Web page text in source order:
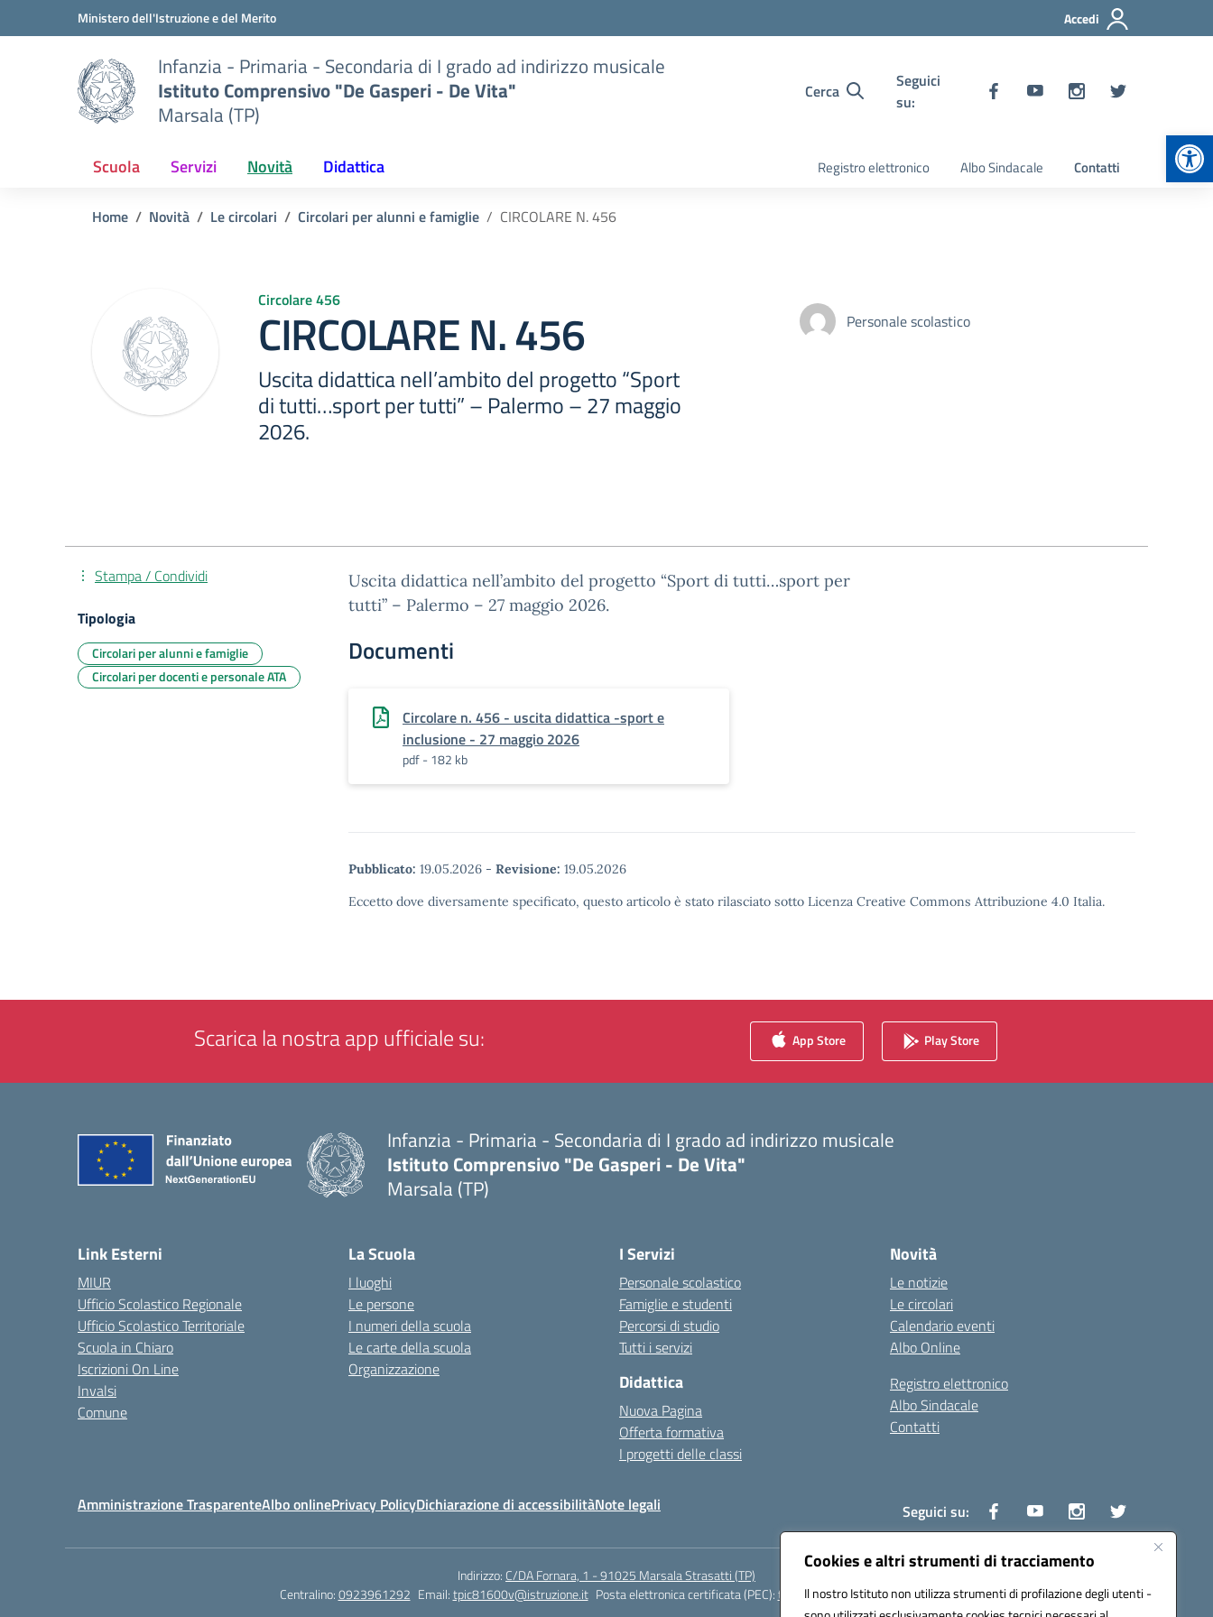
Cookies e altri strumenti di tracciamento
Il nostro Istituto non utilizza strumenti di profilazione degli utenti -
Vai ai contenuti
Vai al menu di navigazioneMinistero dell'Istruzione e del Merito Accedi
Infanzia - Primaria - Secondaria di I grado ad indirizzo musicale
Istituto Comprensivo "De Gasperi - De Vita"
Marsala (TP)
Cerca
Seguici
su:
Scuola Servizi Novità Didattica Registro elettronico Albo Sindacale Contatti
Home Novità Le circolari Circolari per alunni e famiglie CIRCOLARE N. 456
Circolare 456
CIRCOLARE N. 456
Uscita didattica nell’ambito del progetto “Sport
di tutti…sport per tutti” – Palermo – 27 maggio
2026.
Personale scolastico
Uscita didattica nell’ambito del progetto “Sport di tutti…sport per
tutti” – Palermo – 27 maggio 2026.
Documenti
Circolare n. 456 - uscita didattica -sport e
inclusione - 27 maggio 2026
pdf - 182 kb
Pubblicato: 19.05.2026 - Revisione: 19.05.2026
Eccetto dove diversamente specificato, questo articolo è stato rilasciato sotto Licenza Creative Commons Attribuzione 4.0 Italia.
Stampa / Condividi
Tipologia
Circolari per alunni e famiglie
Circolari per docenti e personale ATA
Scarica la nostra app ufficiale su: App Store Play Store
Infanzia - Primaria - Secondaria di I grado ad indirizzo musicale
Istituto Comprensivo "De Gasperi - De Vita"
Marsala (TP)
Link Esterni
MIUR
Ufficio Scolastico Regionale
Ufficio Scolastico Territoriale
Scuola in Chiaro
Iscrizioni On Line
Invalsi
Comune
La Scuola
I luoghi
Le persone
I numeri della scuola
Le carte della scuola
Organizzazione
I Servizi
Personale scolastico
Famiglie e studenti
Percorsi di studio
Tutti i servizi
Didattica
Nuova Pagina
Offerta formativa
I progetti delle classi
Novità
Le notizie
Le circolari
Calendario eventi
Albo Online
Registro elettronico
Albo Sindacale
Contatti
Amministrazione TrasparenteAlbo onlinePrivacy PolicyDichiarazione di accessibilitàNote legali Seguici su:
Indirizzo: C/DA Fornara, 1 - 91025 Marsala Strasatti (TP)
Centralino:0923961292 Email:tpic81600v@istruzione.it Posta elettronica certificata (PEC):tpic81600v@pec.istruzione.it